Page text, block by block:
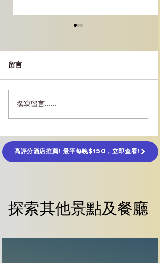
[東京美食] 燒肉 牛門指
南：必點菜單＋用餐貼士
留言
撰寫留言......
高評分酒店推薦! 最平每晚$150，立即查看!
探索其他景點及餐廳
探索其他景點及餐廳